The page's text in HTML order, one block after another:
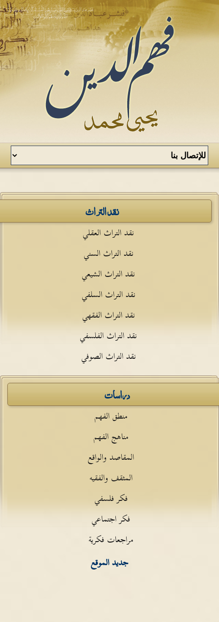
نقد التراث
نقد التراث العقلي
نقد التراث السني
نقد التراث الشيعي
نقد التراث السلفي
نقد التراث الفقهي
نقد التراث الفلسفي
نقد التراث الصوفي
دراسات
منطق الفهم
مناهج الفهم
المقاصد والواقع
المثقف والفقيه
فكر فلسفي
فكر اجتماعي
مراجعات فكرية
جديد الموقع